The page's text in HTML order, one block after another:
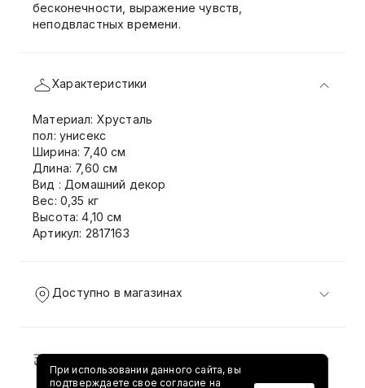
бесконечности, выражение чувств,
неподвластных времени.
Характеристики
Материал: Хрусталь
пол: унисекс
Ширина: 7,40 см
Длина: 7,60 см
Вид : Домашний декор
Вес: 0,35 кг
Высота: 4,10 см
Артикул: 2817163
Доступно в магазинах
Доставка и возврат
При использовании данного сайта, вы
подтверждаете свое согласие на